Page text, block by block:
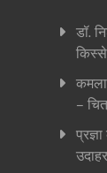
डॉ.
किस्से
–